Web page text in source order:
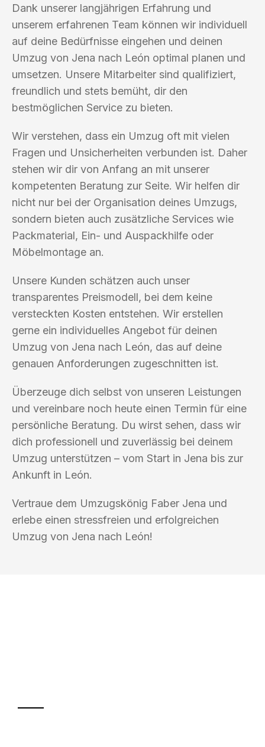
Dank unserer langjährigen Erfahrung und
unserem erfahrenen Team können wir individuell
auf deine Bedürfnisse eingehen und deinen
Umzug von Jena nach León optimal planen und
umsetzen. Unsere Mitarbeiter sind qualifiziert,
freundlich und stets bemüht, dir den
bestmöglichen Service zu bieten.
Wir verstehen, dass ein Umzug oft mit vielen
Fragen und Unsicherheiten verbunden ist. Daher
stehen wir dir von Anfang an mit unserer
kompetenten Beratung zur Seite. Wir helfen dir
nicht nur bei der Organisation deines Umzugs,
sondern bieten auch zusätzliche Services wie
Packmaterial, Ein- und Auspackhilfe oder
Möbelmontage an.
Unsere Kunden schätzen auch unser
transparentes Preismodell, bei dem keine
versteckten Kosten entstehen. Wir erstellen
gerne ein individuelles Angebot für deinen
Umzug von Jena nach León, das auf deine
genauen Anforderungen zugeschnitten ist.
Überzeuge dich selbst von unseren Leistungen
und vereinbare noch heute einen Termin für eine
persönliche Beratung. Du wirst sehen, dass wir
dich professionell und zuverlässig bei deinem
Umzug unterstützen – vom Start in Jena bis zur
Ankunft in León.
Vertraue dem Umzugskönig Faber Jena und
erlebe einen stressfreien und erfolgreichen
Umzug von Jena nach León!